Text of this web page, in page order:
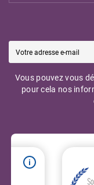
Vous pouvez vous
pour cela nos